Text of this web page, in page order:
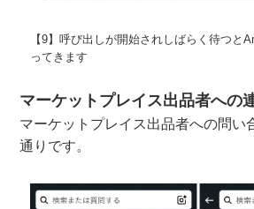
【9】呼び出しが開始されしばらく待つと
ってきます
マーケットプレイス出品者への
マーケットプレイス出品者への問い
通りです。